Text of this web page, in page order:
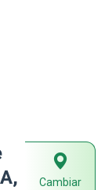
Cambiar